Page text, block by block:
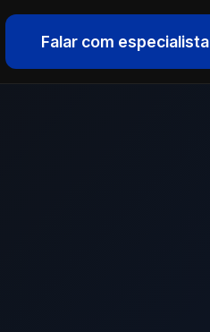
Falar com especialista